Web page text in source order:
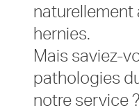
naturellement
hernies.
Mais saviez-
pathologies
notre service ?